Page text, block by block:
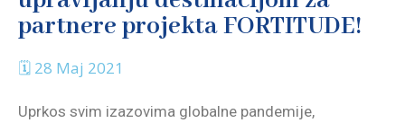
partnere projekta FORTITUDE!
🗓 28 Maj 2021
Uprkos svim izazovima globalne pandemije,